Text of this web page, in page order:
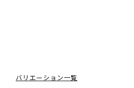
バリエーション一覧